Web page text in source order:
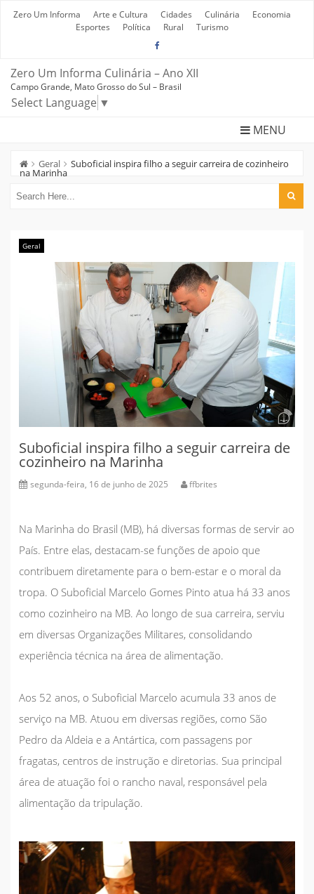
Zero Um Informa Arte e Cultura Cidades Culinária
Economia
Esportes
Política Rural Turismo
Zero Um Informa Culinária – Ano XII
Campo Grande, Mato Grosso do Sul – Brasil
Select Language ▼
MENU
Geral Suboficial inspira filho a seguir carreira de cozinheiro
na Marinha
Geral
Suboficial inspira filho a seguir carreira de
cozinheiro na Marinha
segunda-feira, 16 de junho de 2025 ffbrites
Na Marinha do Brasil (MB), há diversas formas de servir ao
País. Entre elas, destacam-se funções de apoio que
contribuem diretamente para o bem-estar e o moral da
tropa. O Suboficial Marcelo Gomes Pinto atua há 33 anos
como cozinheiro na MB. Ao longo de sua carreira, serviu
em diversas Organizações Militares, consolidando
experiência técnica na área de alimentação.
Aos 52 anos, o Suboficial Marcelo acumula 33 anos de
serviço na MB. Atuou em diversas regiões, como São
Pedro da Aldeia e a Antártica, com passagens por
fragatas, centros de instrução e diretorias. Sua principal
área de atuação foi o rancho naval, responsável pela
alimentação da tripulação.